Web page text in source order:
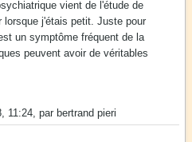
vient de l'étude de
j'étais petit. Juste pour
un symptôme fréquent de la
peuvent avoir de véritables
11:24, par bertrand pieri